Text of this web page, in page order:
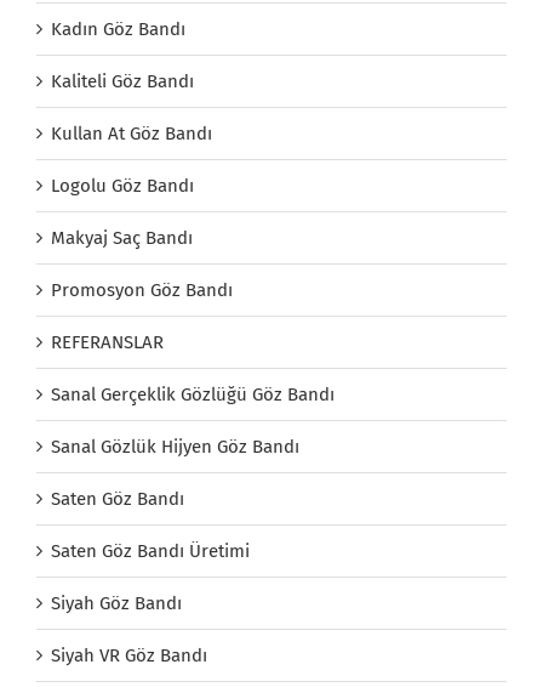
Kadın Göz Bandı
Kaliteli Göz Bandı
Kullan At Göz Bandı
Logolu Göz Bandı
Makyaj Saç Bandı
Promosyon Göz Bandı
REFERANSLAR
Sanal Gerçeklik Gözlüğü Göz Bandı
Sanal Gözlük Hijyen Göz Bandı
Saten Göz Bandı
Saten Göz Bandı Üretimi
Siyah Göz Bandı
Siyah VR Göz Bandı